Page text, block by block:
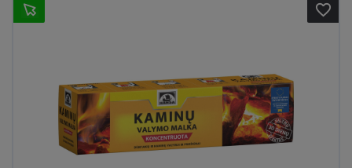
favorite_border